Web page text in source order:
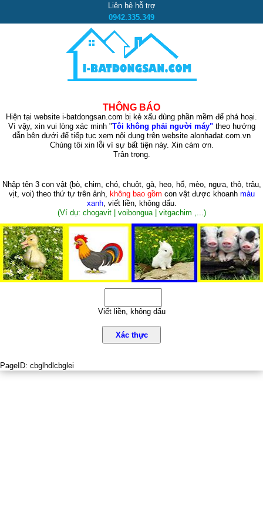
Liên hệ hỗ trợ
0942.335.349
THÔNG BÁO
Hiện tại website i-batdongsan.com bị kẻ xấu dùng phần mềm để phá hoại.
Vì vậy, xin vui lòng xác minh "Tôi không phải người máy"theo hướng
dẫn bên dưới để tiếp tục xem nội dung trên website alonhadat.com.vn
Chúng tôi xin lỗi vì sự bất tiện này. Xin cám ơn.
Trân trọng.
Nhập tên 3 con vật (bò, chim, chó, chuột, gà, heo, hổ, mèo, ngựa, thỏ, trâu,
vịt, voi)theo thứ tự trên ảnh, không bao gồm con vật được khoanh màu
xanh, viết liền, không dấu.
(Ví dụ: chogavit | voibongua | vitgachim ,...)
Viết liền, không dấu
Xác thực
PageID: cbglhdlcbglei